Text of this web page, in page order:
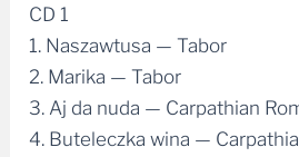
CD 1
1. Naszawtusa — Tabor
2. Marika — Tabor
3. Aj da nuda — Carpathian
4. Buteleczka wina —